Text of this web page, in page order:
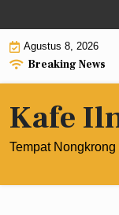
to
contentAgustus 8, 2026
Breaking News
0: Pengertian,
Kafe
Tempat